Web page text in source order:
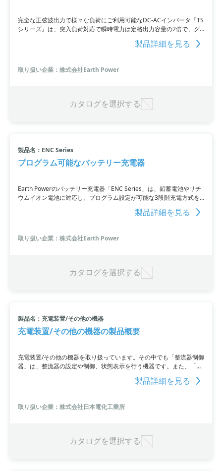
完全な正弦波出力で様々な負荷にご利用可能なDC-ACインバータ『TS
シリーズ』は、突入負荷対応で瞬時電力は定格出力容量の2倍で、グ
ローバル設計なので出力電圧・周波数に切替可能です。また、熱連動
式冷却ファンのため、無駄な消費電力をカットできます。セーブモー
製品詳細を見る
取り扱い企業：株式会社Earth Power
カタログを選択する
製品名：ENC Series
プログラム可能なバッテリー充電器
Earth Powerのバッテリー充電器「ENC Series」は、鉛蓄電池やリチ
ウムイオン電池に対応し、プログラム設定が可能な3段階充電方式を
採用したDesktop Type Battery Chargerです。各種保護回路機能を備
え、安全かつ安心して使用できます。入力電圧範囲も広く、国内外で
製品詳細を見る
取り扱い企業：株式会社Earth Power
カタログを選択する
製品名：充電装置/その他の機器
充電装置/その他の機器の製品概要
充電装置/その他の機器を取り扱っています。その中でも「整流器制御
器」は、整流器の設定や制御、状態表示を行う機器です。また、「直
流降圧器」や「自動電源切替器」などの製品も取り揃えています。特
徴としては、充放電電流・電圧のグラフ表現やRS485通信によるリモ
製品詳細を見る
取り扱い企業：株式会社日本電化工業所
カタログを選択する